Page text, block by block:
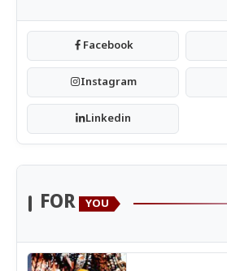
Facebook
Instagram
Linkedin
FOR YOU